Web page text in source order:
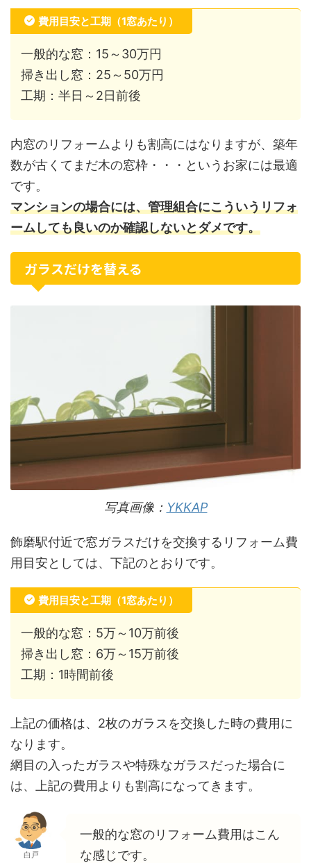
費用目安と工期（1窓あたり）
一般的な窓：15～30万円
掃き出し窓：25～50万円
工期：半日～2日前後
内窓のリフォームよりも割高にはなりますが、築年
数が古くてまだ木の窓枠・・・というお家には最適
です。
マンションの場合には、管理組合にこういうリフォ
ームしても良いのか確認しないとダメです。
ガラスだけを替える
写真画像： YKKAP
飾磨駅付近で窓ガラスだけを交換するリフォーム費
用目安としては、下記のとおりです。
費用目安と工期（1窓あたり）
一般的な窓：5万～10万前後
掃き出し窓：6万～15万前後
工期：1時間前後
上記の価格は、2枚のガラスを交換した時の費用に
なります。
網目の入ったガラスや特殊なガラスだった場合に
は、上記の費用よりも割高になってきます。
白戸
一般的な窓のリフォーム費用はこん
な感じです。